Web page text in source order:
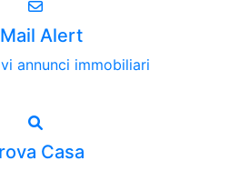
Alert
annunci immobiliari
Casa